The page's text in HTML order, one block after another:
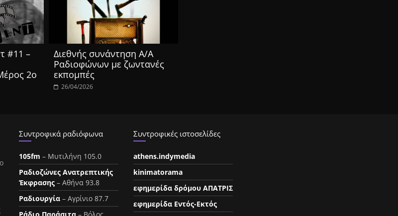
#11 –
2ο
Διεθνής συνάντηση Α/Α
Ραδιοφώνων με ζωντανές
εκπομπές
26/04/2026
Συντροφικά ραδιόφωνα
105fm – Μυτιλήνη 105.0
Ραδιοζώνες Ανατρεπτικής
Έκφρασης – Αθήνα 93.8
Ραδιουργία – Αγρίνιο 87.7
Συντροφικές ιστοσελίδες
athens.indymedia
kinimatorama
εφημερίδα δρόμου ΑΠΑΤΡΙΣ
εφημερίδα Εντός-Εκτός